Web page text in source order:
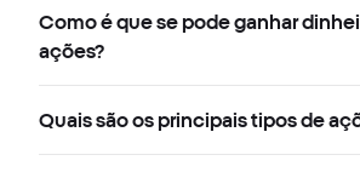
Como é que se pode ganhar
ações?
Quais são os principais tipos de